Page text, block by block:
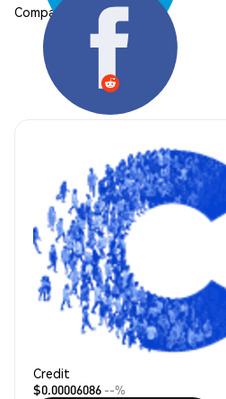
Compartilhar:
Credit
$0.00006086 --%